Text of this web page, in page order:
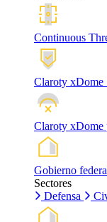
Continuous
Claroty xDome
Claroty xDome
Gobierno
Sectores
Defensa